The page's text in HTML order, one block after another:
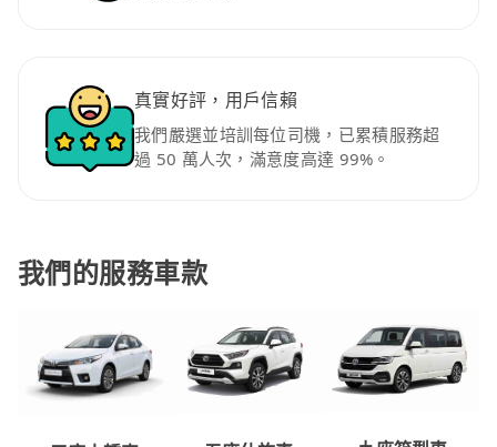
真實好評，用戶信賴
我們嚴選並培訓每位司機，已累積服務超
過 50 萬人次，滿意度高達 99%。
我們的服務車款